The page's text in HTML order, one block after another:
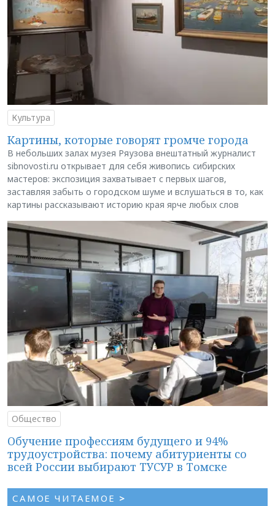
Культура
Картины, которые говорят громче города
В небольших залах музея Ряузова внештатный журналист
sibnovosti.ru открывает для себя живопись сибирских
мастеров: экспозиция захватывает с первых шагов,
заставляя забыть о городском шуме и вслушаться в то, как
картины рассказывают историю края ярче любых слов
Общество
Обучение профессиям будущего и 94%
трудоустройства: почему абитуриенты со
всей России выбирают ТУСУР в Томске
САМОЕ ЧИТАЕМОЕ >